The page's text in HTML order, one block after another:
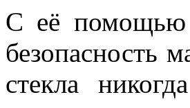
С её помощью
безопасность
стекла